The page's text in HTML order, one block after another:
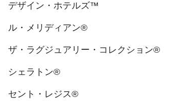
デザイン・ホテルズ™
ル・メリディアン®
ザ・ラグジュアリー・コレクション®
シェラトン®
セント・レジス®